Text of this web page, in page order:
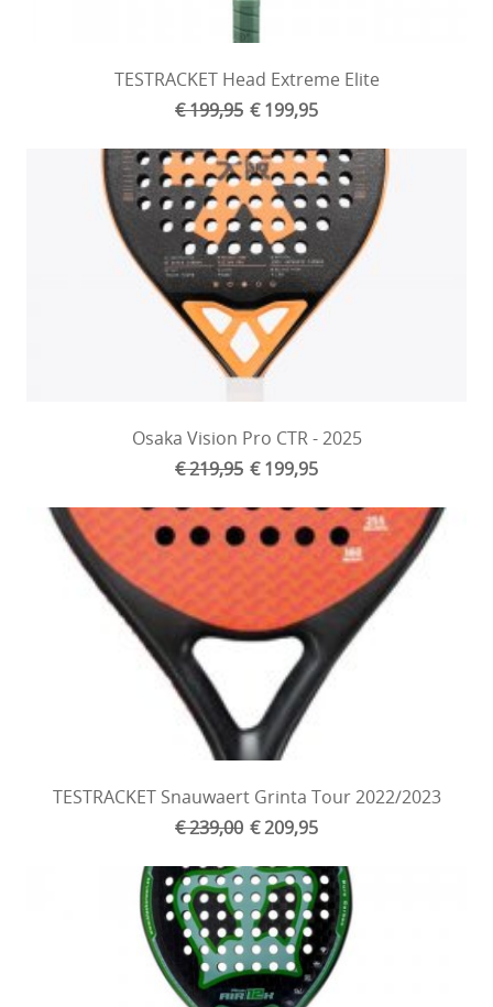
TESTRACKET Head Extreme Elite
€ 199,95 € 199,95
Osaka Vision Pro CTR - 2025
€ 219,95 € 199,95
TESTRACKET Snauwaert Grinta Tour 2022/2023
€ 239,00 € 209,95